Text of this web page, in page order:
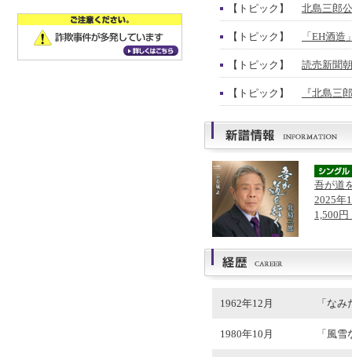
【トピック】 北島三郎
【トピック】 「EH酒
【トピック】 読売新聞
【トピック】 『北島三
吾が道
2025年
1,500
1962年12月 「な
1980年10月 「風